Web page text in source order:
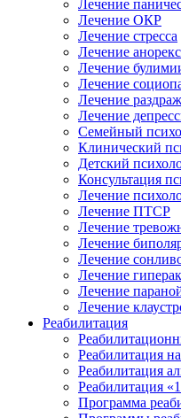
Лечение
Лечение ОКР
Лечение стресса
Лечение
Лечение
Лечение
Лечение
Лечение
Семейный
Клинический
Детский
Консультация
Лечение
Лечение ПТСР
Лечение
Лечение
Лечение
Лечение
Лечение
Лечение
Реабилитация
Реабилитация
Реабилитация
Реабилитация
Программа